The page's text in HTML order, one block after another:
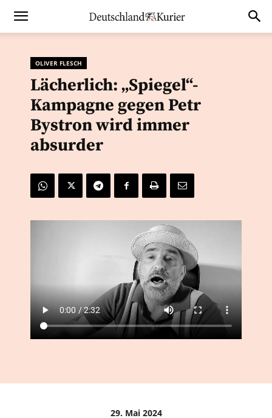
OLIVER FLESCH
Lächerlich: „Spiegel“-
Kampagne gegen Petr
Bystron wird immer
absurder
29. Mai 2024